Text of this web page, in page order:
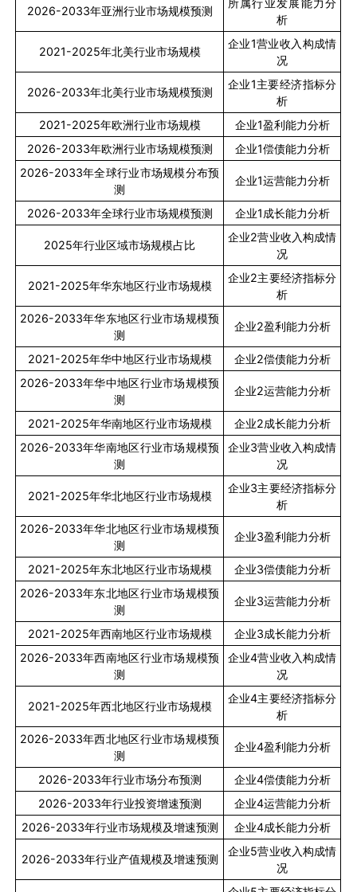
2026-2033年亚洲行业市场规模预测
析
2021-2025年北美行业市场规模
企业1营业收入构成情
况
2026-2033年北美行业市场规模预测
企业1主要经济指标分
析
2021-2025年欧洲行业市场规模 企业1盈利能力分析
2026-2033年欧洲行业市场规模预测 企业1偿债能力分析
2026-2033年全球行业市场规模分布预
测
企业1运营能力分析
2026-2033年全球行业市场规模预测 企业1成长能力分析
2025年行业区域市场规模占比
企业2营业收入构成情
况
2021-2025年华东地区行业市场规模
企业2主要经济指标分
析
2026-2033年华东地区行业市场规模预
测
企业2盈利能力分析
2021-2025年华中地区行业市场规模 企业2偿债能力分析
2026-2033年华中地区行业市场规模预
测
企业2运营能力分析
2021-2025年华南地区行业市场规模 企业2成长能力分析
2026-2033年华南地区行业市场规模预
测
企业3营业收入构成情
况
2021-2025年华北地区行业市场规模
企业3主要经济指标分
析
2026-2033年华北地区行业市场规模预
测
企业3盈利能力分析
2021-2025年东北地区行业市场规模 企业3偿债能力分析
2026-2033年东北地区行业市场规模预
测
企业3运营能力分析
2021-2025年西南地区行业市场规模 企业3成长能力分析
2026-2033年西南地区行业市场规模预
测
企业4营业收入构成情
况
2021-2025年西北地区行业市场规模
企业4主要经济指标分
析
2026-2033年西北地区行业市场规模预
测
企业4盈利能力分析
2026-2033年行业市场分布预测 企业4偿债能力分析
2026-2033年行业投资增速预测 企业4运营能力分析
2026-2033年行业市场规模及增速预测 企业4成长能力分析
2026-2033年行业产值规模及增速预测
企业5营业收入构成情
况